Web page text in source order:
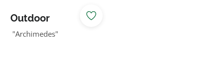
Outdoor
Umkleide
"Archimedes"